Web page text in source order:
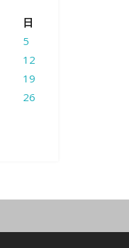
日
5
12
19
26